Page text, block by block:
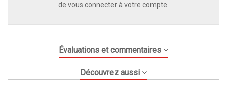
de vous connecter à votre compte.
Évaluations et commentaires
Découvrez aussi